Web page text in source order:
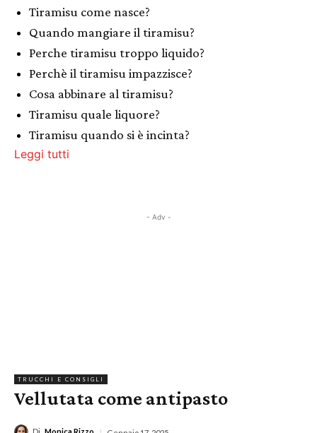
Tiramisu come nasce?
Quando mangiare il tiramisu?
Perche tiramisu troppo liquido?
Perchè il tiramisu impazzisce?
Cosa abbinare al tiramisu?
Tiramisu quale liquore?
Tiramisu quando si è incinta?
Leggi tutti
- Adv -